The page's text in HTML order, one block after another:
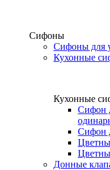
Сифоны
Сифоны для
Кухонные
Кухонные
Сифон
Сифон
Донные